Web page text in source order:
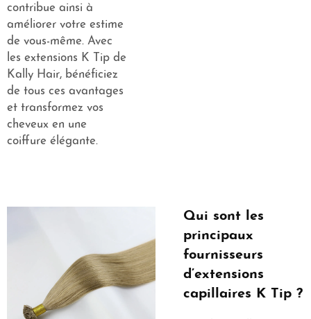
contribue ainsi à
améliorer votre estime
de vous-même. Avec
les extensions K Tip de
Kally Hair, bénéficiez
de tous ces avantages
et transformez vos
cheveux en une
coiffure élégante.
Qui sont les
principaux
fournisseurs
d’extensions
capillaires K Tip ?